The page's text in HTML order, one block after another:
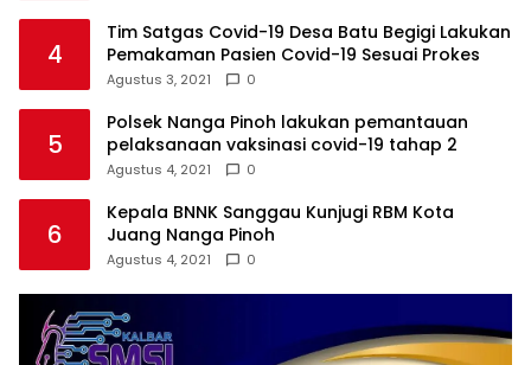
4
Tim Satgas Covid-19 Desa Batu Begigi Lakukan
Pemakaman Pasien Covid-19 Sesuai Prokes
Agustus 3, 2021 0
5
Polsek Nanga Pinoh lakukan pemantauan
pelaksanaan vaksinasi covid-19 tahap 2
Agustus 4, 2021 0
6
Kepala BNNK Sanggau Kunjugi RBM Kota
Juang Nanga Pinoh
Agustus 4, 2021 0